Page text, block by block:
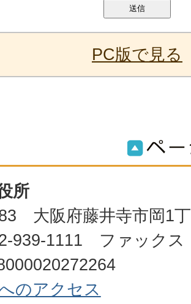
PC版で見る
所
大阪府藤井寺市岡1
939-1111 ファックス
のアクセス